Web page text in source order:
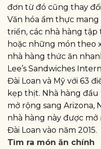
đơn từ đó cũng thay
Văn hóa ẩm thực
triển, các nhà hàng tập
hoặc những món theo
nhà hàng thức ăn
Lee’s Sandwiches
Đài Loan và Mỹ với 63
kẹp thịt. Nhà hàng đầu
mở rộng sang Arizona,
nhà hàng này được
Đài Loan vào năm 2015.
Tìm ra món ăn chính